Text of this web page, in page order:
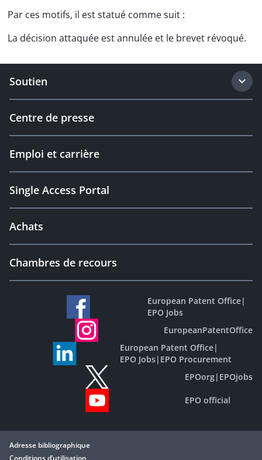
Par ces motifs, il est statué comme suit :
La décision attaquée est annulée et le brevet révoqué.
Soutien
Centre de presse
Emploi et carrière
Single Access Portal
Achats
Chambres de recours
European Patent Office|
EPO Jobs
EuropeanPatentOffice
European Patent Office|
EPO Jobs| EPO Procurement
EPOorg| EPOjobs
EPO official
Adresse bibliographique
Conditions d’utilisation